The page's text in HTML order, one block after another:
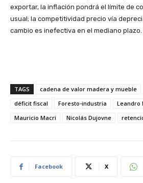
exportar, la inflación pondrá el límite de
usual; la competitividad precio vía
cambio es inefectiva en el mediano plazo.
TAGS cadena de valor madera y mueble
déficit fiscal
Foresto-industria
Leandro
Mauricio Macri
Nicolás Dujovne
Facebook X